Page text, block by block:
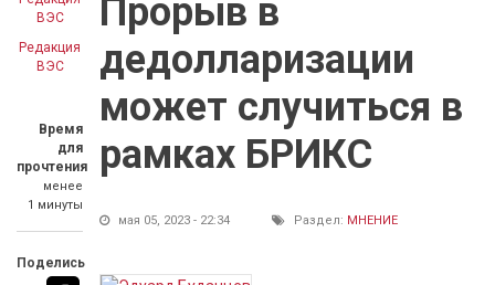
Редакция
ВЭС
Время
для
прочтения
менее
1 минуты
Поделись
Прорыв в
дедолларизации
может случиться в
рамках БРИКС
мая 05, 2023 - 22:34 Раздел: МНЕНИЕ